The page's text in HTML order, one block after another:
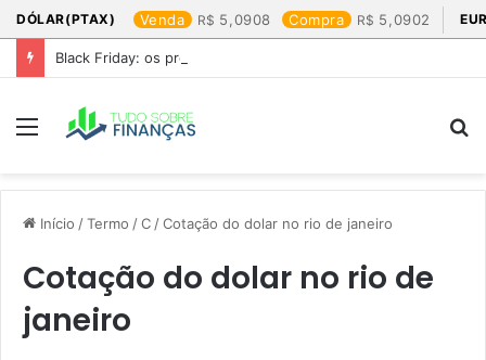
DÓLAR(PTAX) Venda 5,0908 Compra 5,0902
Black Friday: os produtos que mais valem a pena
Menu
Início /Termo /C /Cotação do dolar no rio de janeiro​
Cotação do dolar no rio de
janeiro​